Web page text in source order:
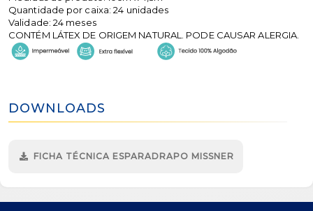
Quantidade por caixa: 24 unidades
Validade: 24 meses
CONTÉM LÁTEX DE ORIGEM NATURAL. PODE CAUSAR ALERGIA.
DOWNLOADS
FICHA TÉCNICA ESPARADRAPO MISSNER